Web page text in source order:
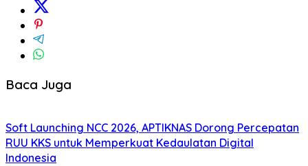
Baca Juga
Soft Launching NCC 2026, APTIKNAS Dorong Percepatan
RUU KKS untuk Memperkuat Kedaulatan Digital
Indonesia